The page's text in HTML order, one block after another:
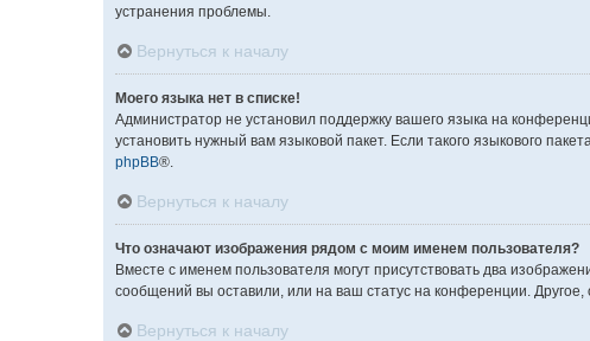
устранения проблемы.
Вернуться к началу
Моего языка нет в списке!
Администратор не установил поддержку вашего языка на
установить нужный вам языковой пакет. Если такого языкового
phpBB®.
Вернуться к началу
Что означают изображения рядом с моим именем пользователя?
Вместе с именем пользователя могут присутствовать два
сообщений вы оставили, или на ваш статус на конференции.
Вернуться к началу